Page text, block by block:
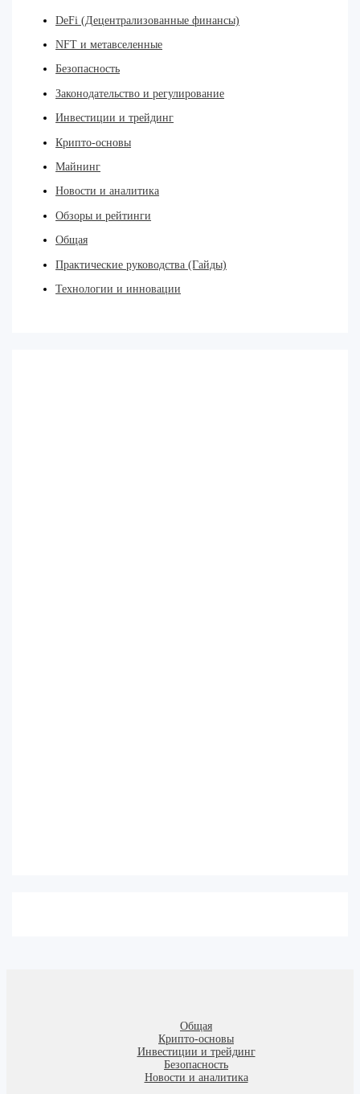
DeFi (Децентрализованные финансы)
NFT и метавселенные
Безопасность
Законодательство и регулирование
Инвестиции и трейдинг
Крипто-основы
Майнинг
Новости и аналитика
Обзоры и рейтинги
Общая
Практические руководства (Гайды)
Технологии и инновации
Общая
Крипто-основы
Инвестиции и трейдинг
Безопасность
Новости и аналитика